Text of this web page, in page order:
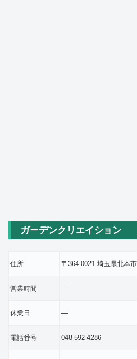
ガーデンクリエイション
住所 〒364-0021 埼玉県北本
営業時間 ―
休業日 ―
電話番号 048-592-4286